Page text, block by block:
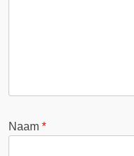
Naam *